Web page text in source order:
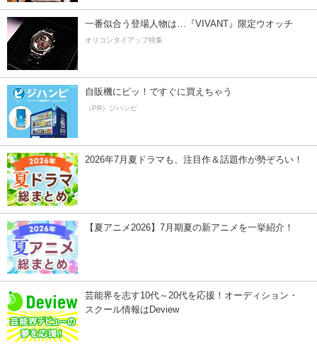
一番似合う登場人物は…『VIVANT』限定ウオッチ
オリコンタイアップ特集
自販機にピッ！ですぐに買えちゃう
（PR）ジハンピ
2026年7月夏ドラマも、注目作＆話題作が勢ぞろい！
【夏アニメ2026】7月期夏の新アニメを一挙紹介！
芸能界を志す10代～20代を応援！オーディション・
スクール情報はDeview